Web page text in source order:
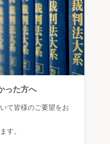
った方へ
て皆様のご要望をお
す。